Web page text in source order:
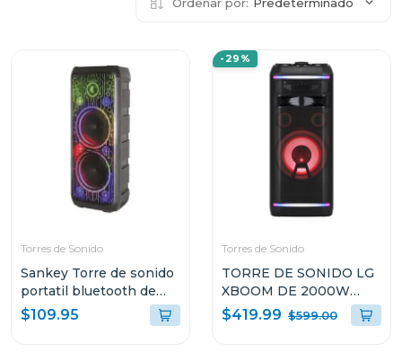
Torres de Sonido
Sankey Torre de sonido
portatil bluetooth de
50w rms 10dcc54t
$109.95
-29%
Torres de Sonido
TORRE DE SONIDO LG
XBOOM DE 2000W
KARAOKE STAR PRO DJ
WHEEL OK99M
$419.99 $599.00